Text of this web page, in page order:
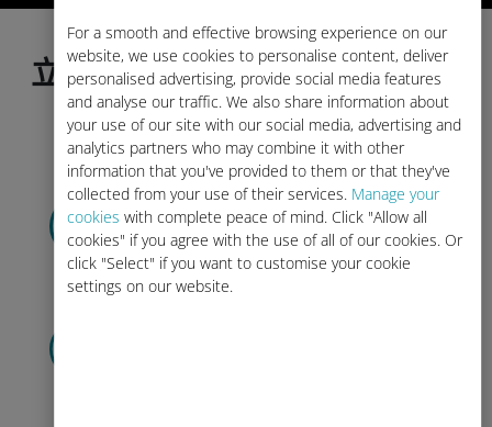
For a smooth and effective browsing experience on our
website, we use cookies to personalise content, deliver
personalised advertising, provide social media features
and analyse our traffic. We also share information about
your use of our site with our social media, advertising and
analytics partners who may combine it with other
information that you've provided to them or that they've
collected from your use of their services. Manage your
cookies with complete peace of mind. Click "Allow all
cookies" if you agree with the use of all of our cookies. Or
click "Select" if you want to customise your cookie
settings on our website.
立即选择您的数据套餐，并在出
行前激活！
选择您的数据套餐
并通过电子邮件接收二维码。 快
点！